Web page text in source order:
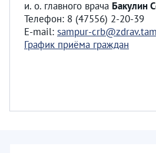
и. о. главного врача Бакулин
Телефон: 8 (47556) 2-20-39
E-mail: sampur-
График приёма граждан